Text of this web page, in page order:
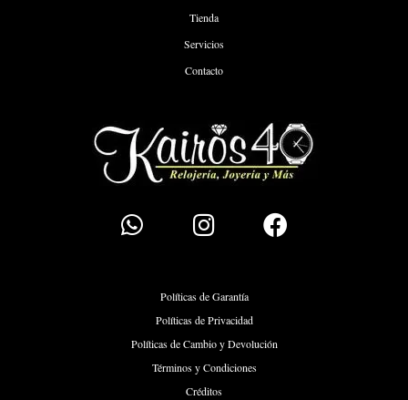
Tienda
Servicios
Contacto
Políticas de Garantía
Políticas de Privacidad
Políticas de Cambio y Devolución
Términos y Condiciones
Créditos